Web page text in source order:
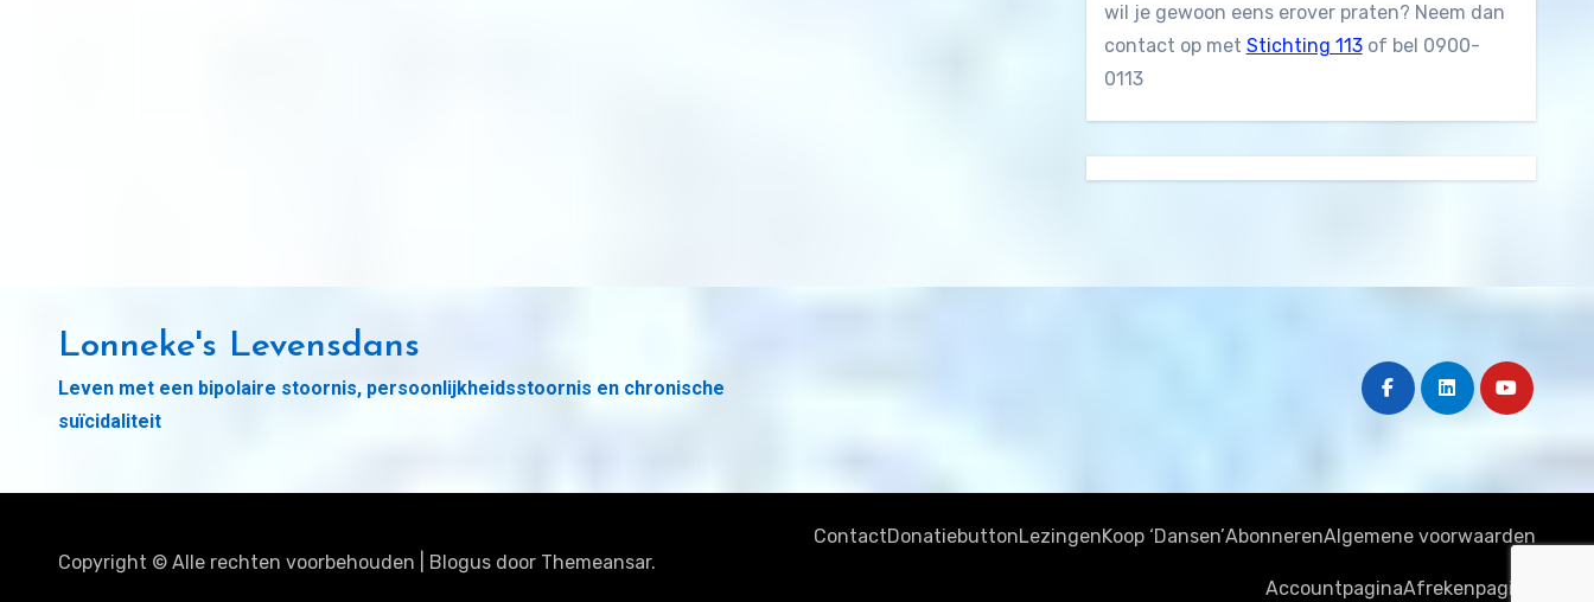
wil je gewoon eens erover praten? Neem dan
contact op met Stichting 113of bel 0900-
0113
Lonneke's Levensdans
Leven met een bipolaire stoornis, persoonlijkheidsstoornis en chronische
suïcidaliteit
Copyright © Alle rechten voorbehouden Blogus door Themeansar.
ContactDonatiebuttonLezingenKoop ‘Dansen’AbonnerenAlgemene voorwaarden
AccountpaginaAfrekenpagina